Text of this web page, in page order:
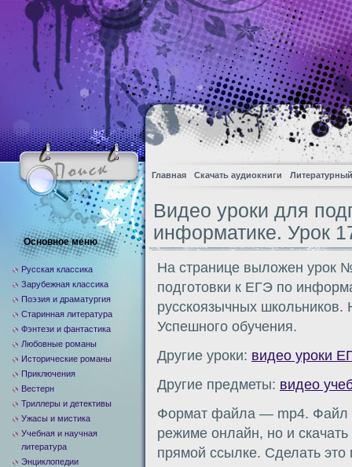
Главная Скачать аудиокниги
Видео уроки для
информатике. Урок
На странице выложен урок
подготовки к ЕГЭ по
русскоязычных
Успешного обучения.
Другие уроки: видео уроки
Другие предметы: видео
Формат файла — mp4. Файл
режиме онлайн, но и
прямой ссылке. Сделать
Основное меню
Русская классика
Зарубежная классика
Поэзия и драматургия
Старинная литература
Фэнтези и фантастика
Любовные романы
Исторические романы
Приключения
Вестерн
Триллеры и детективы
Ужасы и мистика
Учебная и научная
литература
Энциклопедии